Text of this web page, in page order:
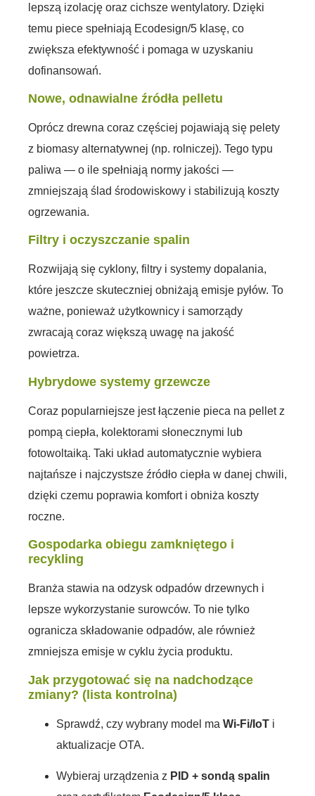
lepszą izolację oraz cichsze wentylatory. Dzięki
temu piece spełniają Ecodesign/5 klasę, co
zwiększa efektywność i pomaga w uzyskaniu
dofinansowań.
Nowe, odnawialne źródła pelletu
Oprócz drewna coraz częściej pojawiają się pelety
z biomasy alternatywnej (np. rolniczej). Tego typu
paliwa — o ile spełniają normy jakości —
zmniejszają ślad środowiskowy i stabilizują koszty
ogrzewania.
Filtry i oczyszczanie spalin
Rozwijają się cyklony, filtry i systemy dopalania,
które jeszcze skuteczniej obniżają emisje pyłów. To
ważne, ponieważ użytkownicy i samorządy
zwracają coraz większą uwagę na jakość
powietrza.
Hybrydowe systemy grzewcze
Coraz popularniejsze jest łączenie pieca na pellet z
pompą ciepła, kolektorami słonecznymi lub
fotowoltaiką. Taki układ automatycznie wybiera
najtańsze i najczystsze źródło ciepła w danej chwili,
dzięki czemu poprawia komfort i obniża koszty
roczne.
Gospodarka obiegu zamkniętego i
recykling
Branża stawia na odzysk odpadów drzewnych i
lepsze wykorzystanie surowców. To nie tylko
ogranicza składowanie odpadów, ale również
zmniejsza emisje w cyklu życia produktu.
Jak przygotować się na nadchodzące
zmiany? (lista kontrolna)
Sprawdź, czy wybrany model ma Wi-Fi/IoT i
aktualizacje OTA.
Wybieraj urządzenia z PID + sondą spalin